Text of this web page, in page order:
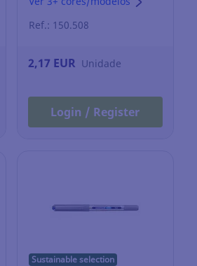
Ref.: 150.508
2,17 EUR Unidade
Login / Register
Sustainable selection